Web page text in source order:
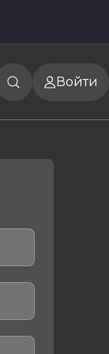
Войти